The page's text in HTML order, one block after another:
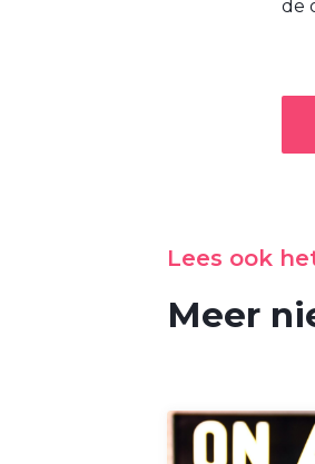
de
Lees ook
Meer